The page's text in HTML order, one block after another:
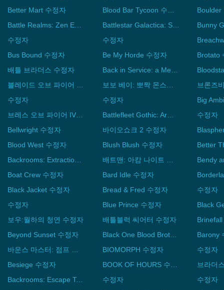
Better Mart 수정자
Blood Bar Tycoon 수정자
Battle Realms: Zen Edition 수정자
Battlestar Galactica: Scattered Hopes 수정자
Bunny
수정자
수정자
Bus Bound 수정자
Be My Horde 수정자
Brotato
배틀 브라더스 수정자
Back in Service: a Metro Driver 수정자
블레이드 오브 파이어 수정자
보보 베이: 뽀짝 몬스터 대작전 수정자
수정자
수정자
Big
브레스 오브 파이어 IV 수정자
Battlefleet Gothic: Armada 수정자
수정자
Bellwright 수정자
바이오쇼크 2 수정자
Blood West 수정자
Blush Blush 수정자
Backrooms: Extractions 수정자
배트맨: 아캄 나이트 수정자
Boat Crew 수정자
Bard Idle 수정자
Black Jacket 수정자
Bread & Fred 수정자
수정자
수정자
Blue Prince 수정자
보우:월하의 청연 수정자
배틀블럭 씨어터 수정자
Beyond Sunset 수정자
Black One Blood Brothers 수정자
Barony
바운스 마스터: 점프 게임 수정자
BIOMORPH 수정자
수정자
Besiege 수정자
BOOK OF HOURS 수정자
Backrooms: Escape Together 수정자
수정자
수정자